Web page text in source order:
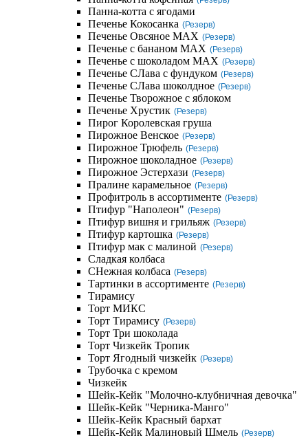
Панна-котта с ягодами
Печенье Кокосанка (Резерв)
Печенье Овсяное MAX (Резерв)
Печенье с бананом MAX (Резерв)
Печенье с шоколадом MAX (Резерв)
Печенье СЛава с фундуком (Резерв)
Печенье СЛава шоколдное (Резерв)
Печенье Творожное с яблоком
Печенье Хрустик (Резерв)
Пирог Королевская груша
Пирожное Венское (Резерв)
Пирожное Трюфель (Резерв)
Пирожное шоколадное (Резерв)
Пирожное Эстерхази (Резерв)
Пралине карамельное (Резерв)
Профитроль в ассортименте (Резерв)
Птифур "Наполеон" (Резерв)
Птифур вишня и грильяж (Резерв)
Птифур картошка (Резерв)
Птифур мак с малиной (Резерв)
Сладкая колбаса
СНежная колбаса (Резерв)
Тартинки в ассортименте (Резерв)
Тирамису
Торт МИКС
Торт Тирамису (Резерв)
Торт Три шоколада
Торт Чизкейк Тропик
Торт Ягодный чизкейк (Резерв)
Трубочка с кремом
Чизкейк
Шейк-Кейк "Молочно-клубничная девочка"
Шейк-Кейк "Черника-Манго"
Шейк-Кейк Красный бархат
Шейк-Кейк Малиновый Шмель (Резерв)